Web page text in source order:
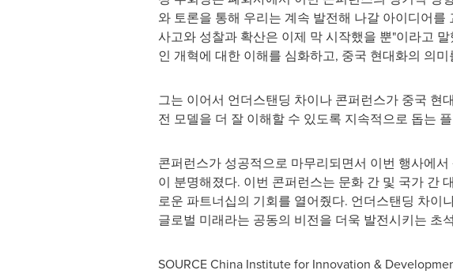
와 토론을 통해 우리는 계속 발전해 나갈 아이디어
사고와 성찰과 확산은 이제 막 시작했을 뿐"이라고
인 개혁에 대한 이해를 심화하고, 중국 현대화의 의
그는 이어서 언더스탠딩 차이나 콘퍼런스가 중국 현
전 모델을 더 잘 이해할 수 있도록 지속적으로 돕는
콘퍼런스가 성공적으로 마무리되면서 이번 행사에
이 분명해졌다. 이번 콘퍼런스는 문화 간 및 국가 간
로운 파트너십의 기회를 열어줬다. 언더스탠딩 차이
글로벌 미래라는 공동의 비전을 더욱 발전시키는 초
SOURCE China Institute for Innovation &